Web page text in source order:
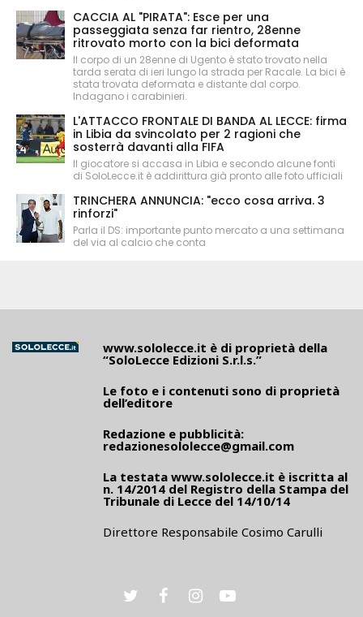
CACCIA AL "PIRATA": Esce per una
passeggiata senza far rientro, 28enne
ritrovato morto con la bici deformata
Il corpo di un 28enne di Ugento è stato trovato nella
tarda serata di ieri lungo la strada per Racale. La bici è
stata trovata deformata e distante dal corpo.
Indagano i carabinieri.
L'ATTACCO FRONTALE DI BANDA AL LECCE: firma
in Libia da svincolato per 2 ragioni che
sosterrà davanti alla FIFA
Il giocatore si accasa in Libia e secondo alcune fonti
di SoloLecce.it è addirittura già pronto alle foto ufficiali
TRINCHERA ANNUNCIA: "ecco cosa arriva. 3
rinforzi"
Parla il DS: importante punto mercato a una settimana
del via al calcio che conta
www.sololecce.it è di proprietà della
“SoloLecce Edizioni S.r.l.s.”
Le foto e i contenuti sono di proprietà
dell’editore
Redazione e pubblicità:
redazionesololecce@gmail.com
La testata www.sololecce.it è iscritta al
n. 14/2014 del Registro della Stampa del
Tribunale di Lecce del 14/10/14
Direttore Responsabile Cosimo Carulli